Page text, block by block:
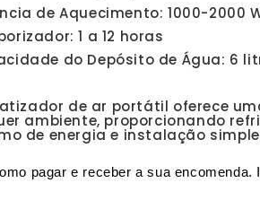
de Aquecimento: 1000-2000
1 a 12 horas
do Depósito de Água: 6
de ar portátil oferece
ambiente, proporcionando
de energia e instalação
pagar e receber a sua